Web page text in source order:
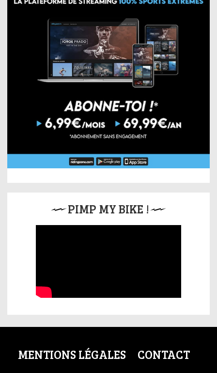
PIMP MY BIKE !
MENTIONS LÉGALES CONTACT